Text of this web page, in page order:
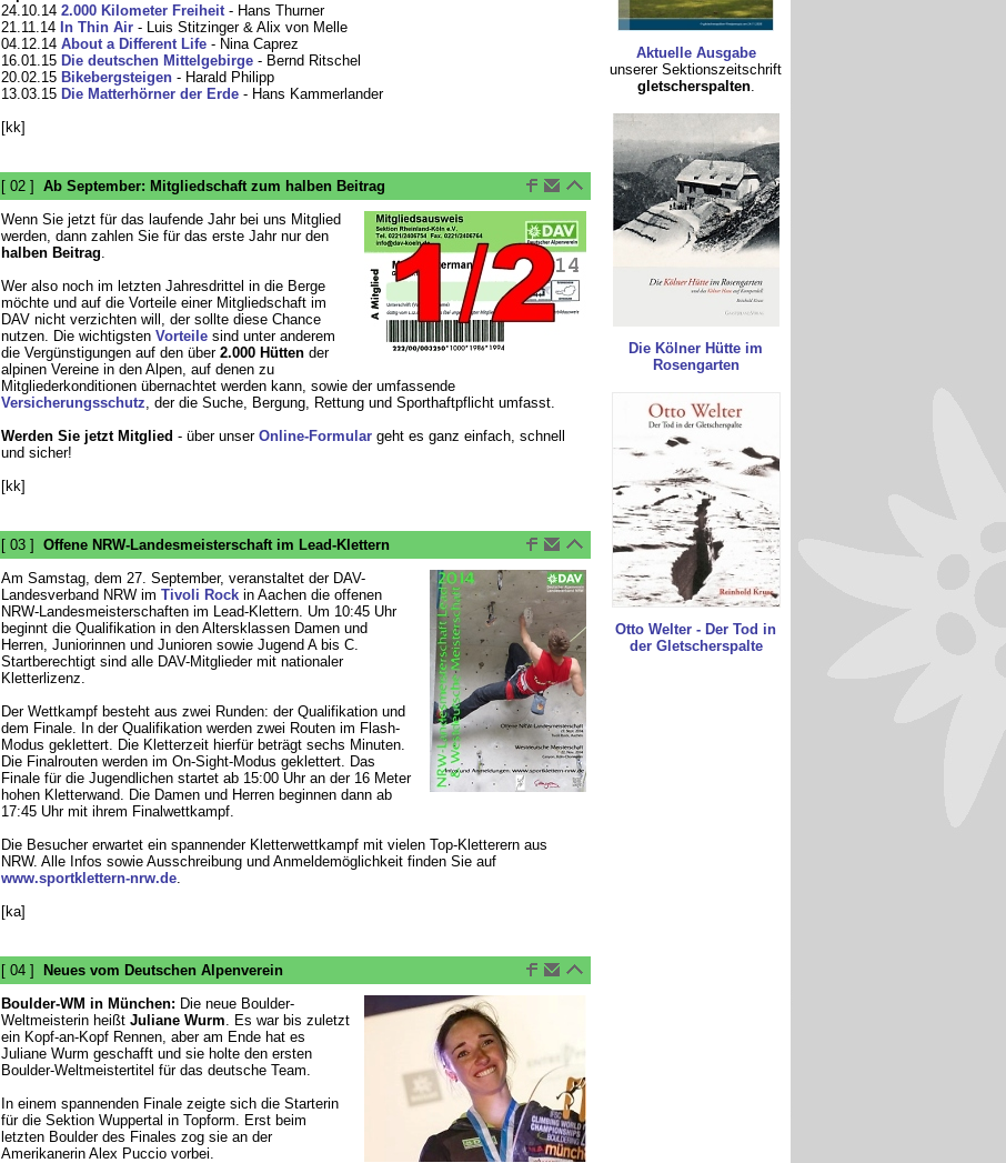
24.10.14 2.000 Kilometer Freiheit- Hans Thurner
21.11.14 In Thin Air- Luis Stitzinger & Alix von Melle
04.12.14 About a Different Life- Nina Caprez
16.01.15 Die deutschen Mittelgebirge- Bernd Ritschel
20.02.15 Bikebergsteigen- Harald Philipp
13.03.15 Die Matterhörner der Erde- Hans Kammerlander
[kk]
[ 02 ] Ab September: Mitgliedschaft zum halben Beitrag
Wenn Sie jetzt für das laufende Jahr bei uns Mitglied
werden, dann zahlen Sie für das erste Jahr nur den
halben Beitrag.
Wer also noch im letzten Jahresdrittel in die Berge
möchte und auf die Vorteile einer Mitgliedschaft im
DAV nicht verzichten will, der sollte diese Chance
nutzen. Die wichtigsten Vorteilesind unter anderem
die Vergünstigungen auf den über 2.000 Hüttender
alpinen Vereine in den Alpen, auf denen zu
Mitgliederkonditionen übernachtet werden kann, sowie der umfassende
Versicherungsschutz, der die Suche, Bergung, Rettung und Sporthaftpflicht umfasst.
Werden Sie jetzt Mitglied - über unser Online-Formulargeht es ganz einfach, schnell
und sicher!
[kk]
[ 03 ] Offene NRW-Landesmeisterschaft im Lead-Klettern
Am Samstag, dem 27. September, veranstaltet der DAV-
Landesverband NRW im Tivoli Rockin Aachen die offenen
NRW-Landesmeisterschaften im Lead-Klettern. Um 10:45 Uhr
beginnt die Qualifikation in den Altersklassen Damen und
Herren, Juniorinnen und Junioren sowie Jugend A bis C.
Startberechtigt sind alle DAV-Mitglieder mit nationaler
Kletterlizenz.
Der Wettkampf besteht aus zwei Runden: der Qualifikation und
dem Finale. In der Qualifikation werden zwei Routen im Flash-
Modus geklettert. Die Kletterzeit hierfür beträgt sechs Minuten.
Die Finalrouten werden im On-Sight-Modus geklettert. Das
Finale für die Jugendlichen startet ab 15:00 Uhr an der 16 Meter
hohen Kletterwand. Die Damen und Herren beginnen dann ab
17:45 Uhr mit ihrem Finalwettkampf.
Die Besucher erwartet ein spannender Kletterwettkampf mit vielen Top-Kletterern aus
NRW. Alle Infos sowie Ausschreibung und Anmeldemöglichkeit finden Sie auf
www.sportklettern-nrw.de.
[ka]
[ 04 ]
Neues vom Deutschen Alpenverein
Boulder-WM in München: Die neue Boulder-
Weltmeisterin heißt Juliane Wurm. Es war bis zuletzt
ein Kopf-an-Kopf Rennen, aber am Ende hat es
Juliane Wurm geschafft und sie holte den ersten
Boulder-Weltmeistertitel für das deutsche Team.
In einem spannenden Finale zeigte sich die Starterin
für die Sektion Wuppertal in Topform. Erst beim
letzten Boulder des Finales zog sie an der
Amerikanerin Alex Puccio vorbei.
Aktuelle Ausgabe
unserer Sektionszeitschrift
gletscherspalten.
Die Kölner Hütte im
Rosengarten
Otto Welter - Der Tod in
der Gletscherspalte